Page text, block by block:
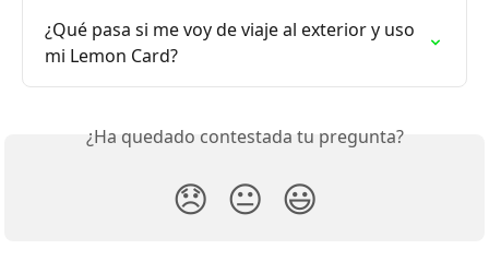
¿Qué pasa si me voy de viaje al exterior y uso
mi Lemon Card?
¿Ha quedado contestada tu pregunta?
😞 😐 😃